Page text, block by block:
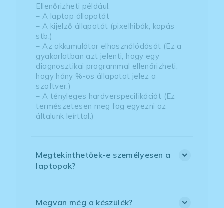
Ellenőrizheti például:
– A laptop állapotát
– A kijelző állapotát (pixelhibák, kopás
stb.)
– Az akkumulátor elhasználódását (Ez a
gyakorlatban azt jelenti, hogy egy
diagnosztikai programmal ellenőrizheti,
hogy hány %-os állapotot jelez a
szoftver.)
– A tényleges hardverspecifikációt (Ez
természetesen meg fog egyezni az
általunk leírttal.)
Megtekinthetőek-e személyesen a
laptopok?
Megvan még a készülék?